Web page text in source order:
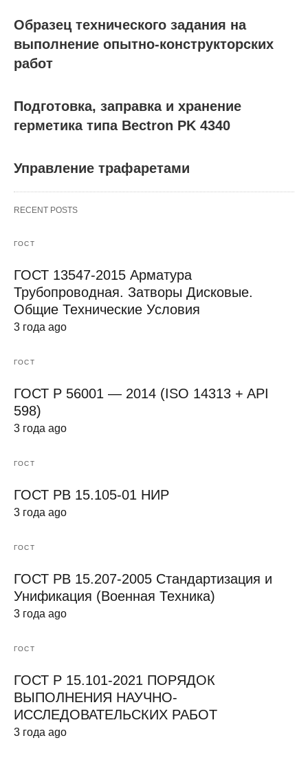
Образец технического задания на
выполнение опытно-конструкторских
работ
Подготовка, заправка и хранение
герметика типа Bectron PK 4340
Управление трафаретами
RECENT POSTS
ГОСТ
ГОСТ 13547-2015 Арматура
Трубопроводная. Затворы Дисковые.
Общие Технические Условия
3 года ago
ГОСТ
ГОСТ Р 56001 — 2014 (ISO 14313 + API
598)
3 года ago
ГОСТ
ГОСТ РВ 15.105-01 НИР
3 года ago
ГОСТ
ГОСТ РВ 15.207-2005 Стандартизация и
Унификация (Военная Техника)
3 года ago
ГОСТ
ГОСТ Р 15.101-2021 ПОРЯДОК
ВЫПОЛНЕНИЯ НАУЧНО-
ИССЛЕДОВАТЕЛЬСКИХ РАБОТ
3 года ago